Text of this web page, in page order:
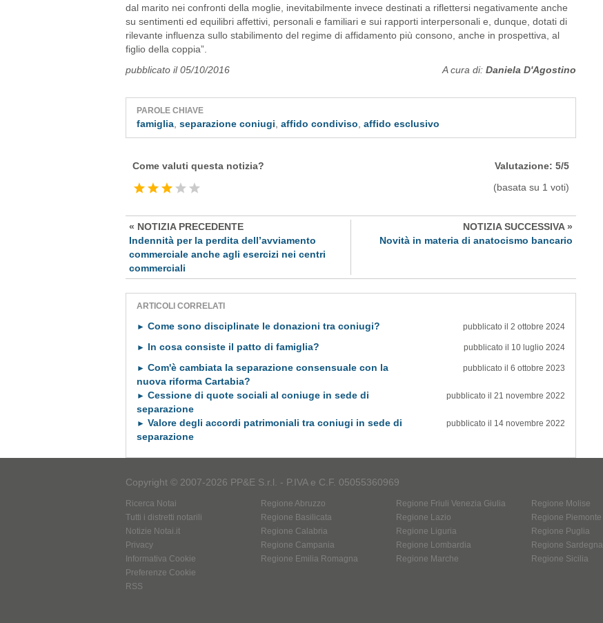
dal marito nei confronti della moglie, inevitabilmente invece destinati a riflettersi negativamente anche
su sentimenti ed equilibri affettivi, personali e familiari e sui rapporti interpersonali e, dunque, dotati di
rilevante influenza sullo stabilimento del regime di affidamento più consono, anche in prospettiva, al
figlio della coppia”.
pubblicato il 05/10/2016
A cura di:Daniela D'Agostino
PAROLE CHIAVE
famiglia separazione coniugi affido condiviso affido esclusivo
Come valuti questa notizia? Valutazione: 5/5
(basata su 1 voti)
« NOTIZIA PRECEDENTE
Indennità per la perdita dell’avviamento
commerciale anche agli esercizi nei centri
commerciali
NOTIZIA SUCCESSIVA »
Novità in materia di anatocismo bancario
ARTICOLI CORRELATI
► Come sono disciplinate le donazioni tra coniugi? pubblicato il 2 ottobre 2024
► In cosa consiste il patto di famiglia? pubblicato il 10 luglio 2024
► Com'è cambiata la separazione consensuale con la
nuova riforma Cartabia?
pubblicato il 6 ottobre 2023
► Cessione di quote sociali al coniuge in sede di
separazione
pubblicato il 21 novembre 2022
► Valore degli accordi patrimoniali tra coniugi in sede di
separazione
pubblicato il 14 novembre 2022
Copyright © 2007-2026 PP&E S.r.l. - P.IVA e C.F. 05055360969
Ricerca Notai
Tutti i distretti notarili
Notizie Notai.it
Privacy
Informativa Cookie
Preferenze Cookie
RSS
Regione Abruzzo
Regione Basilicata
Regione Calabria
Regione Campania
Regione Emilia Romagna
Regione Friuli Venezia Giulia
Regione Lazio
Regione Liguria
Regione Lombardia
Regione Marche
Regione Molise
Regione Piemonte
Regione Puglia
Regione Sardegna
Regione Sicilia